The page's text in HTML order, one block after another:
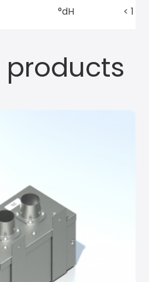
°dH < 1
products